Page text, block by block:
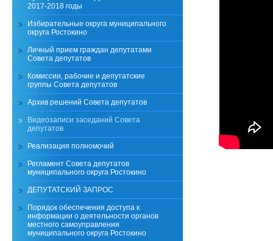
2017-2018 годы
Избирательные округа муниципального
округа Ростокино
Личный прием граждан депутатами
Совета депутатов
Комиссии, рабочие и депутатские
группы Совета депутатов
Архив решений Совета депутатов
Видеозаписи заседаний Совета
депутатов
Реализация полномочий
Регламент Совета депутатов
муниципального округа Ростокино
ДЕПУТАТСКИЙ ЗАПРОС
Порядок обеспечения доступа к
информации о деятельности органов
местного самоуправления
муниципального округа Ростокино